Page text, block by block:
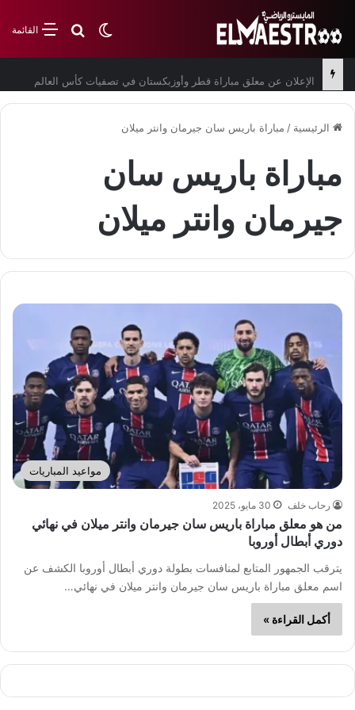
القائمةبحث عن
الوضع المظلم
الإعلان عن معلق مباراة قطر وأوزبكستان في تصفيات كأس العالم
الرئيسية / مباراة باريس سان جيرمان وانتر ميلان
مباراة باريس سان
جيرمان وانتر ميلان
مواعيد المباريات
رحاب خلف 30 مايو، 2025
من هو معلق مباراة باريس سان جيرمان وانتر ميلان في نهائي
دوري أبطال أوروبا
يترقب الجمهور المتابع لمنافسات بطولة دوري أبطال أوروبا الكشف عن
اسم معلق مباراة باريس سان جيرمان وانتر ميلان في نهائي…
أكمل القراءة »